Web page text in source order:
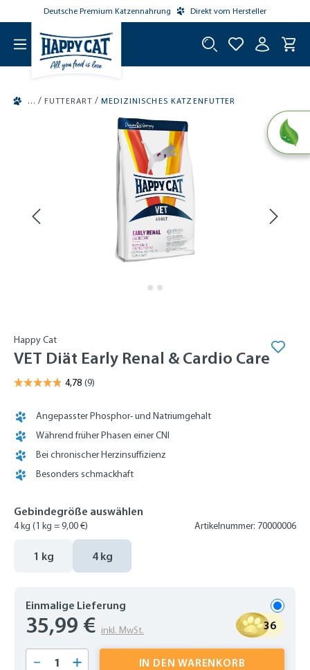
springen
Deutsche Premium Katzennahrung Direkt vom Hersteller
/ FUTTERART / MEDIZINISCHES KATZENFUTTER
Happy Cat
VET Diät Early Renal & Cardio Care
Angepasster Phosphor- und Natriumgehalt
Während früher Phasen einer CNI
Bei chronischer Herzinsuffizienz
Besonders schmackhaft
Gebindegröße auswählen
4 kg (1 kg = 9,00 €) Artikelnummer: 70000006
1 kg 4 kg
Einmalige Lieferung
35,99 € inkl. MwSt. 36
Produkt Anzahl: Gib den gewünschten
IN DEN WARENKORB